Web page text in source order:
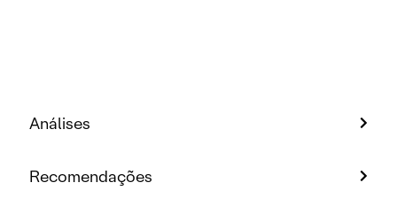
Análises
Recomendações